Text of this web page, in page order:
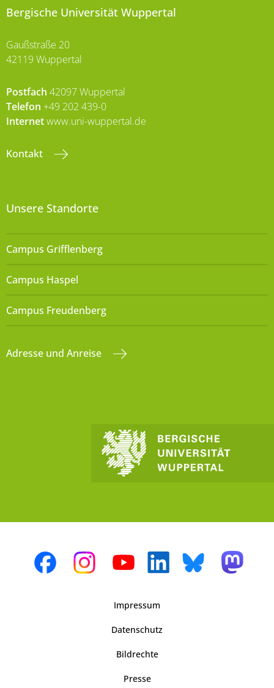
Bergische Universität Wuppertal
Gaußstraße 20
42119 Wuppertal
Postfach 42097 Wuppertal
Telefon +49 202 439-0
Internetwww.uni-wuppertal.de
Kontakt
Unsere Standorte
Campus Grifflenberg
Campus Haspel
Campus Freudenberg
Adresse und Anreise
Impressum
Datenschutz
Bildrechte
Presse